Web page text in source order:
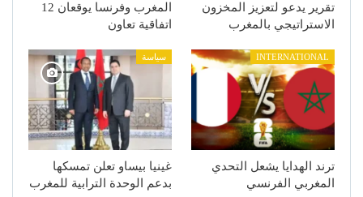
تقرير يدعو لتعزيز المخزون
الاستراتيجي بالمغرب
المغرب وفرنسا يوقعان 12
اتفاقية تعاون
INTERNATIONAL
ترند الهدايا يشعل التحدي
المغربي الفرنسي
سياسة
غينيا بيساو تعلن تمسكها
بدعم الوحدة الترابية للمغرب